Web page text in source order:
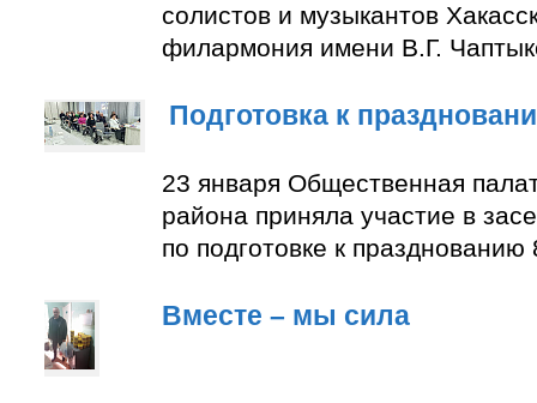
солистов и музыкантов
филармония имени В.Г.
Подготовка к
23 января Общественная
района приняла участие в
по подготовке к
Вместе – мы сила